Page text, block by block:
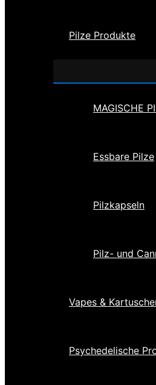
Pilze Produkte
MAGISCHE
Essbare Pilze
Pilzkapseln
Pilz- und
Vapes &
Psychedelische